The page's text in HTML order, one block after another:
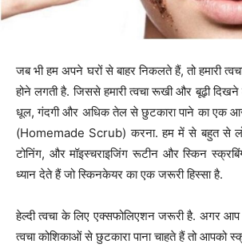
जब भी हम अपने घरों से बाहर निकलते हैं, तो हमारी
होने लगती है. जिससे हमारी त्वचा रूखी और बूढ़ी
धूल, गंदगी और अधिक तेल से छुटकारा पाने का एक
(Homemade Scrub) करना. हम में से बहुत से
टोनिंग, और मॉइस्चराइजिंग रूटीन और स्किन
ध्यान देते हैं जो स्किनकेयर का एक जरूरी हिस्सा है.
हेल्दी त्वचा के लिए एक्सफोलिएशन जरूरी है. अगर
त्वचा कोशिकाओं से छुटकारा पाना चाहते हैं तो आपको